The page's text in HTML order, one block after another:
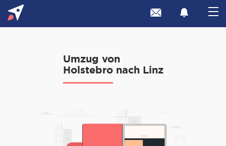
Umzug von
Holstebro nach Linz